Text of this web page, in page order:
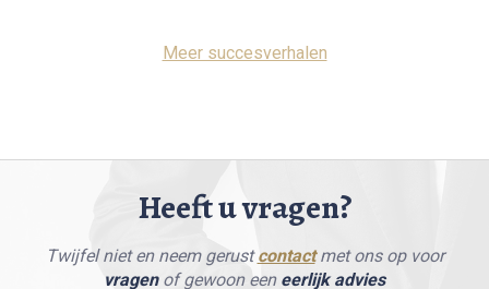
Meer succesverhalen
Heeft u vragen?
Twijfel niet en neem gerustcontactmet ons op voor
vragenof gewoon een eerlijk advies